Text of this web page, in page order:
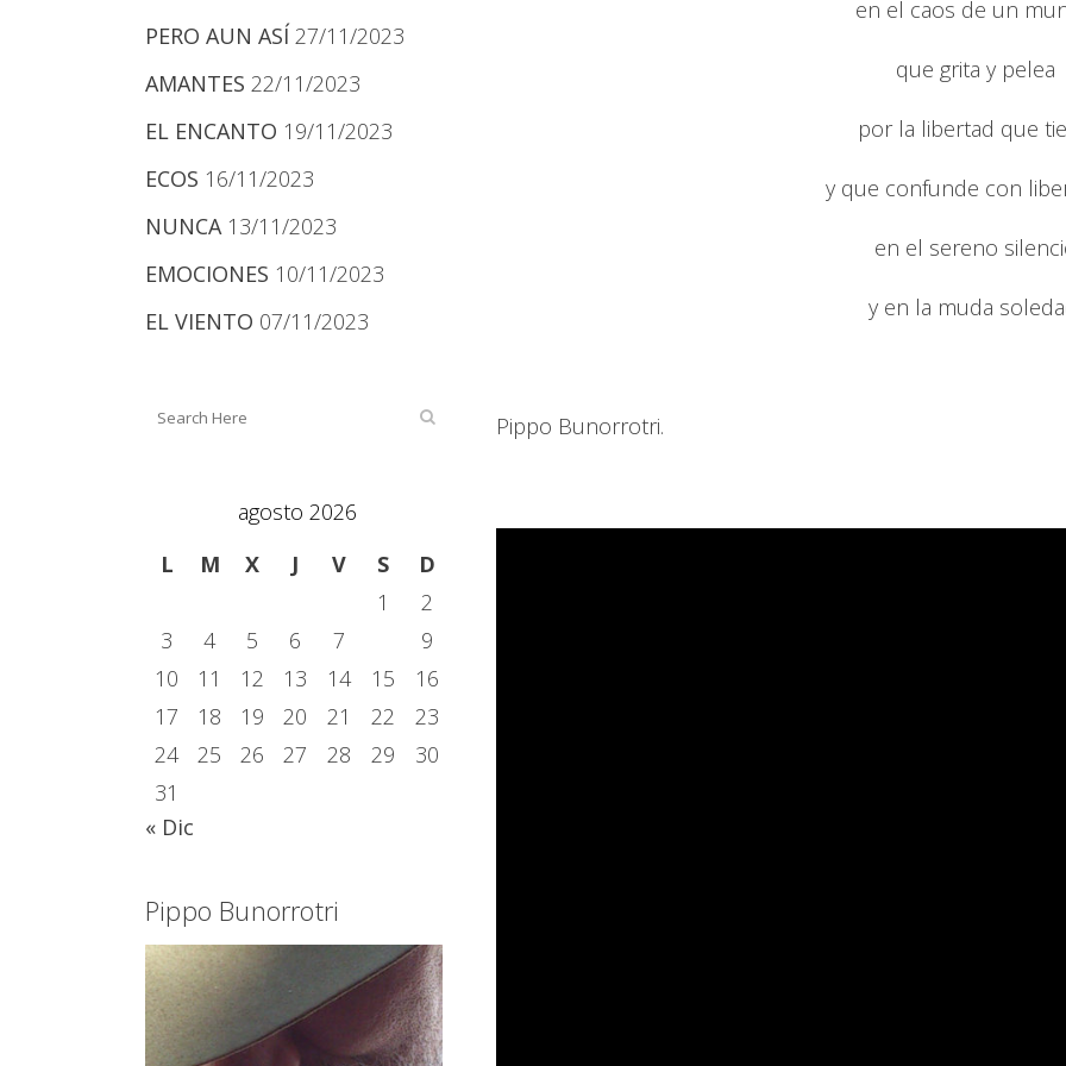
PERO AUN ASÍ 27/11/2023
AMANTES 22/11/2023
EL ENCANTO 19/11/2023
ECOS 16/11/2023
NUNCA 13/11/2023
EMOCIONES 10/11/2023
EL VIENTO 07/11/2023
agosto 2026
L
M X J V S
D
1
2
3
4 5 6 7
9
10
11 12 13 14 15
16
17
18 19 20 21 22
23
24
25 26 27 28 29
30
31
« Dic
Pippo Bunorrotri
en el caos de un
que grita y pelea
por la libertad que
y que confunde con
en el sereno
y en la muda
Pippo Bunorrotri.